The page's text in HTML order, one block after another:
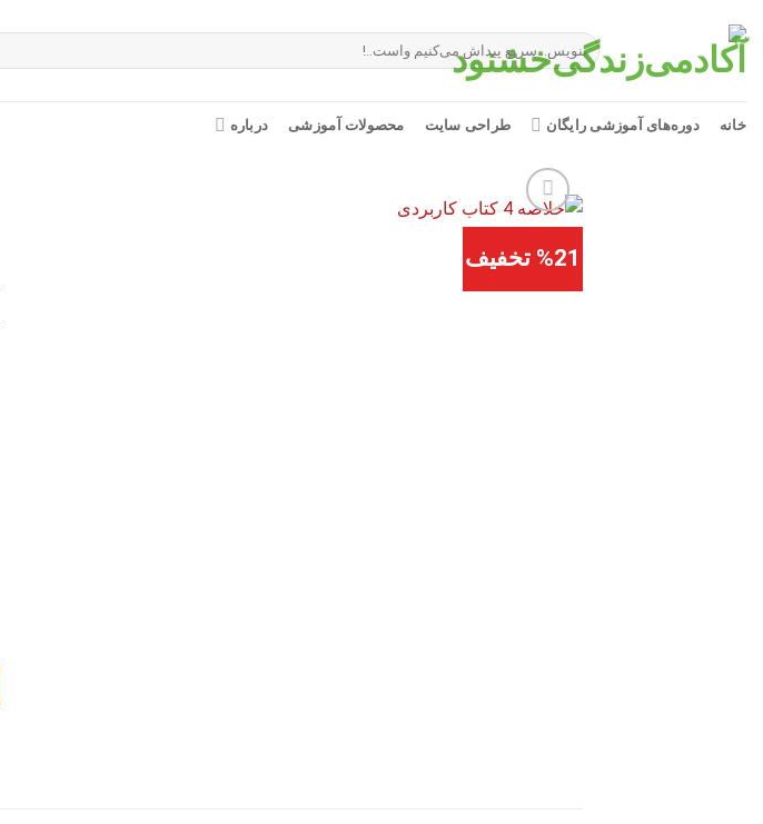
to
content
جستجو
برای:
خانه دوره‌های آموزشی رایگان طراحی سایت محصولات آموزشی درباره
%21 تخفیف